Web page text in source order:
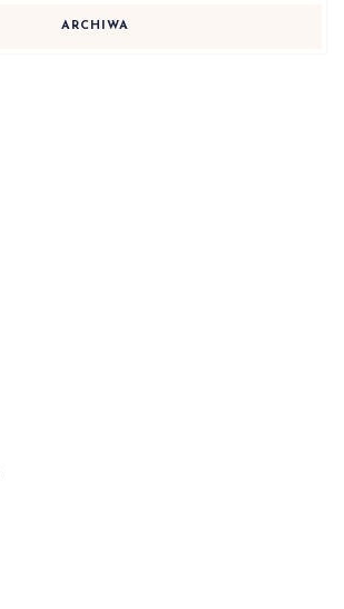
ARCHIWA